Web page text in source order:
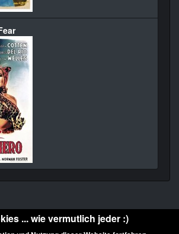
... wie vermutlich jeder :)